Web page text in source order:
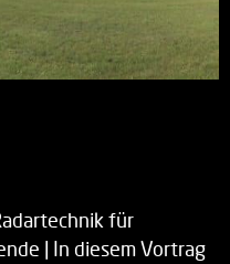
für
| In diesem Vortrag